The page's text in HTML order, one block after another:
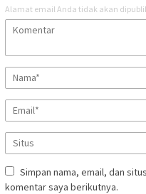
Alamat email Anda tidak akan
Simpan nama, email, dan
komentar saya berikutnya.